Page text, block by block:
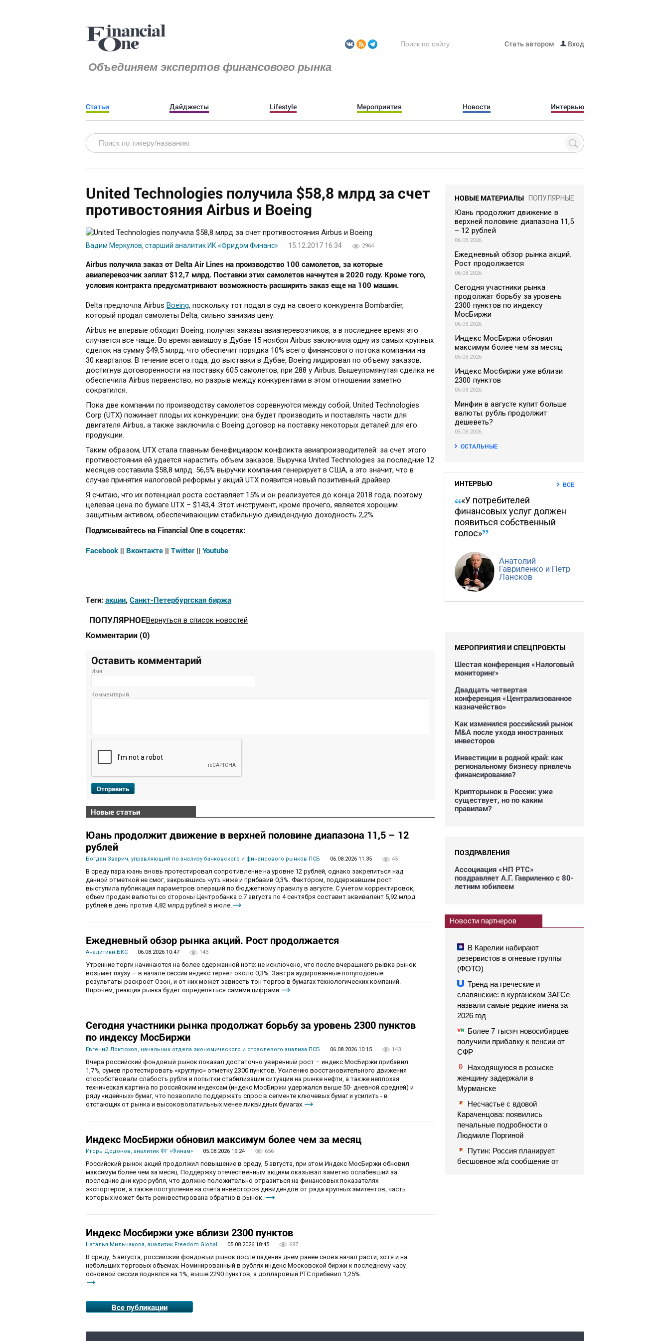
Объединяем экспертов финансового рынка
Стать автором Вход
Статьи Дайджесты Lifestyle Мероприятия Новости Интервью
United Technologies получила $58,8 млрд за счет
противостояния Airbus и Boeing
Вадим Меркулов, старший аналитик ИК «Фридом Финанс» 15.12.2017 16:34 2964
Airbus получила заказ от Delta Air Lines на производство 100 самолетов, за которые
авиаперевозчик заплат $12,7 млрд. Поставки этих самолетов начнутся в 2020 году. Кроме того,
условия контракта предусматривают возможность расширить заказ еще на 100 машин.
Delta предпочла Airbus Boeing, поскольку тот подал в суд на своего конкурента Bombardier,
который продал самолеты Delta, сильно занизив цену.
Airbus не впервые обходит Boeing, получая заказы авиаперевозчиков, а в последнее время это
случается все чаще. Во время авиашоу в Дубае 15 ноября Airbus заключила одну из самых крупных
сделок на сумму $49,5 млрд, что обеспечит порядка 10% всего финансового потока компании на
30 кварталов. В течение всего года, до выставки в Дубае, Boeing лидировал по объему заказов,
достигнув договоренности на поставку 605 самолетов, при 288 у Airbus. Вышеупомянутая сделка не
обеспечила Airbus первенство, но разрыв между конкурентами в этом отношении заметно
сократился.
Пока две компании по производству самолетов соревнуются между собой, United Technologies
Corp (UTX) пожинает плоды их конкуренции: она будет производить и поставлять части для
двигателя Airbus, а также заключила с Boeing договор на поставку некоторых деталей для его
продукции.
Таким образом, UTX стала главным бенефициаром конфликта авиапроизводителей: за счет этого
противостояния ей удается нарастить объем заказов. Выручка United Technologies за последние 12
месяцев составила $58,8 млрд. 56,5% выручки компания генерирует в США, а это значит, что в
случае принятия налоговой реформы у акций UTX появится новый позитивный драйвер.
Я считаю, что их потенциал роста составляет 15% и он реализуется до конца 2018 года, поэтому
целевая цена по бумаге UTX – $143,4. Этот инструмент, кроме прочего, является хорошим
защитным активом, обеспечивающим стабильную дивидендную доходность 2,2%.
Подписывайтесь на Financial One в соцсетях:
Facebook || Вконтакте || Twitter|| Youtube
Теги: акции, Санкт-Петербургская биржа
ПОПУЛЯРНОЕВернуться в список новостей
Комментарии (0)
Оставить комментарий
Имя
Комментарий
Отправить
Новые статьи
Юань продолжит движение в верхней половине диапазона 11,5 – 12
рублей
Богдан Зварич, управляющий по анализу банковского и финансового рынков ПСБ 06.08.2026 11:35 45
В среду пара юань вновь протестировал сопротивление на уровне 12 рублей, однако закрепиться над
данной отметкой не смог, закрывшись чуть ниже и прибавив 0,3%. Фактором, поддержавшим рост
выступила публикация параметров операций по бюджетному правилу в августе. С учетом корректировок,
объем продаж валюты со стороны Центробанка с 7 августа по 4 сентября составит эквивалент 5,92 млрд
рублей в день против 4,82 млрд рублей в июле.
Ежедневный обзор рынка акций. Рост продолжается
Аналитики БКС 06.08.2026 10:47 143
Утренние торги начинаются на более сдержанной ноте: не исключено, что после вчерашнего рывка рынок
возьмет паузу — в начале сессии индекс теряет около 0,3%. Завтра аудированные полугодовые
результаты раскроет Озон, и от них может зависеть тон торгов в бумагах технологических компаний.
Впрочем, реакция рынка будет определяться самими цифрами.
Сегодня участники рынка продолжат борьбу за уровень 2300 пунктов
по индексу МосБиржи
Евгений Локтюхов, начальник отдела экономического и отраслевого анализа ПСБ 06.08.2026 10:15 143
Вчера российский фондовый рынок показал достаточно уверенный рост – индекс МосБиржи прибавил
1,7%, сумев протестировать «круглую» отметку 2300 пунктов. Усилению восстановительного движения
способствовали слабость рубля и попытки стабилизации ситуации на рынке нефти, а также неплохая
техническая картина по российским индексам (индекс МосБиржи удержался выше 50- дневной средней) и
ряду «идейных» бумаг, что позволило поддержать спрос в сегменте ключевых бумаг и усилить - в
отстающих от рынка и высоковолатильных менее ликвидных бумагах.
Индекс МосБиржи обновил максимум более чем за месяц
Игорь Додонов, аналитик ФГ «Финам» 05.08.2026 19:24 656
Российский рынок акций продолжил повышение в среду, 5 августа, при этом Индекс МосБиржи обновил
максимум более чем за месяц. Поддержку отечественным акциям оказывал заметно ослабевший за
последние дни курс рубля, что должно положительно отразиться на финансовых показателях
экспортеров, а также поступление на счета инвесторов дивидендов от ряда крупных эмитентов, часть
которых может быть реинвестирована обратно в рынок.
Индекс Мосбиржи уже вблизи 2300 пунктов
Наталья Мильчакова, аналитик Freedom Global 05.08.2026 18:45 697
В среду, 5 августа, российский фондовый рынок после падения днем ранее снова начал расти, хотя и на
небольших торговых объемах. Номинированный в рублях индекс Московской биржи к последнему часу
основной сессии поднялся на 1%, выше 2290 пунктов, а долларовый РТС прибавил 1,25%.
Все публикации
НОВЫЕ МАТЕРИАЛЫ ПОПУЛЯРНЫЕ
Юань продолжит движение в
верхней половине диапазона 11,5
– 12 рублей
06.08.2026
Ежедневный обзор рынка акций.
Рост продолжается
06.08.2026
Сегодня участники рынка
продолжат борьбу за уровень
2300 пунктов по индексу
МосБиржи
06.08.2026
Индекс МосБиржи обновил
максимум более чем за месяц
05.08.2026
Индекс Мосбиржи уже вблизи
2300 пунктов
05.08.2026
Минфин в августе купит больше
валюты: рубль продолжит
дешеветь?
05.08.2026
ОСТАЛЬНЫЕ
ИНТЕРВЬЮ ВСЕ
«У потребителей
финансовых услуг должен
появиться собственный
голос»
Анатолий
Гавриленко и Петр
Лансков
МЕРОПРИЯТИЯ И СПЕЦПРОЕКТЫ
Шестая конференция «Налоговый
мониторинг»
Двадцать четвертая
конференция «Централизованное
казначейство»
Как изменился российский рынок
M&A после ухода иностранных
инвесторов
Инвестиции в родной край: как
региональному бизнесу привлечь
финансирование?
Крипторынок в России: уже
существует, но по каким
правилам?
ПОЗДРАВЛЕНИЯ
Ассоциация «НП РТС»
поздравляет А.Г. Гавриленко с 80-
летним юбилеем
Новости партнеров
В Карелии набирают
резервистов в огневые группы
(ФОТО)
Тренд на греческие и
славянские: в курганском ЗАГСе
назвали самые редкие имена за
2026 год
Более 7 тысяч новосибирцев
получили прибавку к пенсии от
СФР
Находящуюся в розыске
женщину задержали в
Мурманске
Несчастье с вдовой
Караченцова: появились
печальные подробности о
Людмиле Поргиной
Путин: Россия планирует
бесшовное ж/д сообщение от